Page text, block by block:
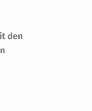
den